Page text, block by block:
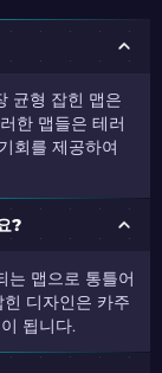
균형 잡힌 맵은
한 맵들은 테러
회를 제공하여
?
는 맵으로 통틀어
디자인은 카주
됩니다.